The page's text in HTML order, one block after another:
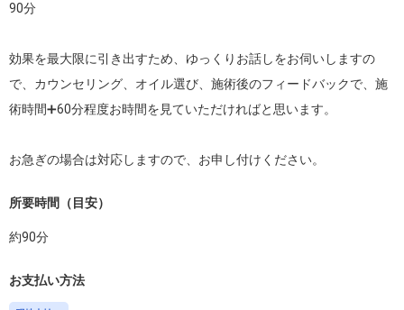
90分
効果を最大限に引き出すため、ゆっくりお話しをお伺いしますの
で、カウンセリング、オイル選び、施術後のフィードバックで、施
術時間➕60分程度お時間を見ていただければと思います。
お急ぎの場合は対応しますので、お申し付けください。
所要時間（目安）
約90分
お支払い方法